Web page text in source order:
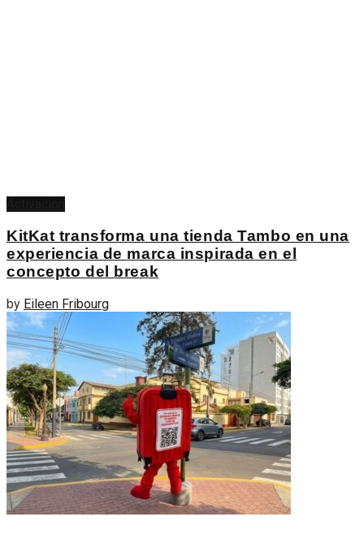
KitKat transforma una tienda Tambo en una
experiencia de marca inspirada en el
concepto del break
by Eileen Fribourg